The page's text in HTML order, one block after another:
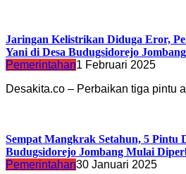
Jaringan Kelistrikan Diduga Eror,
Yani di Desa Budugsidorejo
Pemerintahan1 Februari 2025
Desakita.co – Perbaikan tiga pintu
Sempat Mangkrak Setahun, 5 Pintu
Budugsidorejo Jombang Mulai
Pemerintahan30 Januari 2025